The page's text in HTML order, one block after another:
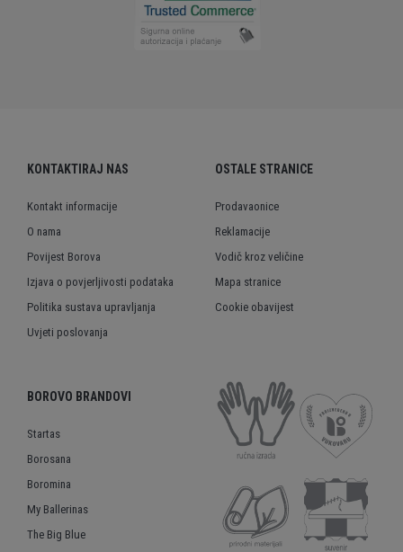
KONTAKTIRAJ NAS
Kontakt informacije
O nama
Povijest Borova
Izjava o povjerljivosti podataka
Politika sustava upravljanja
Uvjeti poslovanja
OSTALE STRANICE
Prodavaonice
Reklamacije
Vodič kroz veličine
Mapa stranice
Cookie obavijest
BOROVO BRANDOVI
Startas
Borosana
Boromina
My Ballerinas
The Big Blue